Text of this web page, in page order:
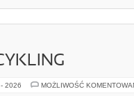
2026 MOŻLIWOŚĆ